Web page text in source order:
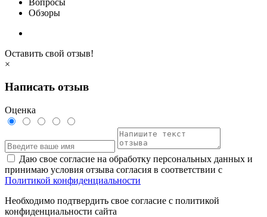
Обзоры
Оставить свой отзыв!
×
Написать отзыв
Оценка
Даю свое согласие на обработку персональных данных и
принимаю условия отзыва согласия в соответствии с
Политикой конфиденциальности
Необходимо подтвердить свое согласие с политикой
конфиденциальности сайта